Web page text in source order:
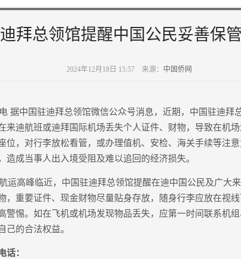
拜总领馆提醒中国公民妥善保
2024年12月18日 15:57 来源： 中国侨网
中国驻迪拜总领馆微信公众号消息，近期，中国驻迪拜
来迪航班或迪拜国际机场丢失个人证件、财物，导致在机
位，对行李放松看管，或办理值机、安检、海关手续等注
造成当事人出入境受阻及难以追回的经济损失。
高峰临近，中国驻迪拜总领馆提醒在迪中国公民及广大来
，重要证件、现金财物尽量贴身存放，随身行李应放在视线
警惕。如在飞机或机场发现物品丢失，应第一时间联系机
己的合法权益。
话：